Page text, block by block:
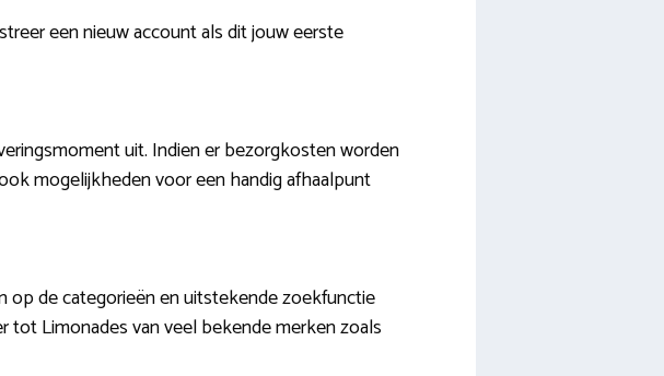
een nieuw account als dit jouw eerste
uit. Indien er bezorgkosten worden
mogelijkheden voor een handig afhaalpunt
op de categorieën en uitstekende zoekfunctie
tot Limonades van veel bekende merken zoals